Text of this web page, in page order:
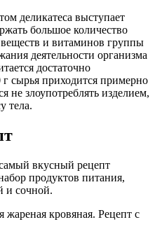
деликатеса выступает
большое количество
и витаминов группы
деятельности организма
достаточно
сырья приходится примерно
не злоупотреблять изделием,
тела.
вкусный рецепт
продуктов питания,
и сочной.